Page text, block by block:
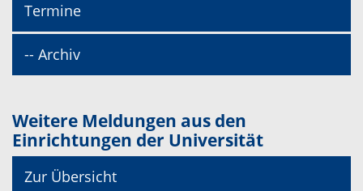
Termine
-- Archiv
Weitere Meldungen aus den
Einrichtungen der Universität
Zur Übersicht